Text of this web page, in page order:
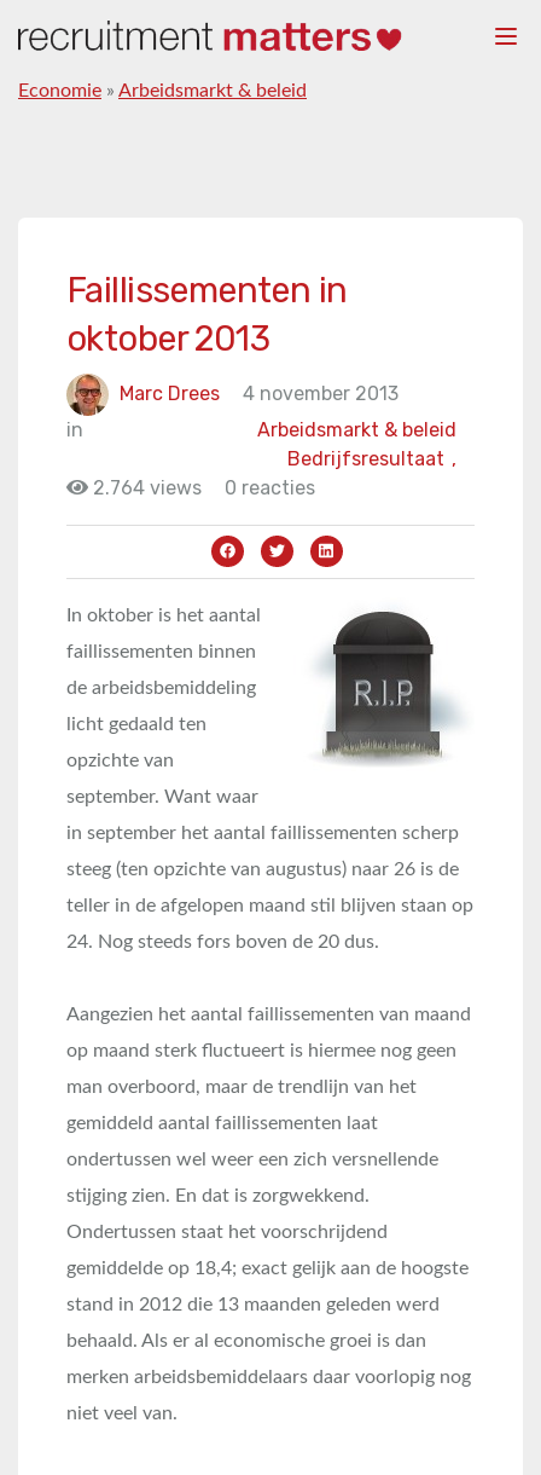
Economie » Arbeidsmarkt & beleid
Faillissementen in
oktober 2013
Marc Drees
4 november 2013
in
Arbeidsmarkt & beleid
Bedrijfsresultaat ,
2.764 views
0 reacties
In oktober is het aantal
faillissementen binnen
de arbeidsbemiddeling
licht gedaald ten
opzichte van
september. Want waar
in september het aantal faillissementen scherp
steeg (ten opzichte van augustus) naar 26 is de
teller in de afgelopen maand stil blijven staan op
24. Nog steeds fors boven de 20 dus.
Aangezien het aantal faillissementen van maand
op maand sterk fluctueert is hiermee nog geen
man overboord, maar de trendlijn van het
gemiddeld aantal faillissementen laat
ondertussen wel weer een zich versnellende
stijging zien. En dat is zorgwekkend.
Ondertussen staat het voorschrijdend
gemiddelde op 18,4; exact gelijk aan de hoogste
stand in 2012 die 13 maanden geleden werd
behaald. Als er al economische groei is dan
merken arbeidsbemiddelaars daar voorlopig nog
niet veel van.